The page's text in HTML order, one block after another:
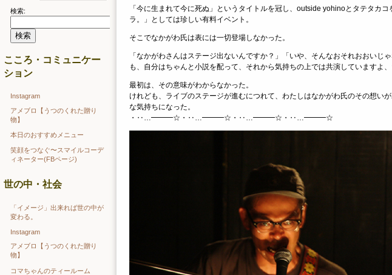
「今に生まれて今に死ぬ」というタイトルを冠し、outside yohinoとタテタカコ
ラ。」としては珍しい有料イベント。
そこでなかがわ氏は表には一切登場しなかった。
「なかがわさんはステージ出ないんですか？」「いや、そんなおそれおおいじ
も、自分はちゃんと小説を配って、それから気持ちの上では共演していますよ、
最初は、その意味がわからなかった。
けれども、ライブのステージが進むにつれて、わたしはなかがわ氏のその想い
な気持ちになった。
・‥…━━━☆・‥…━━━☆・‥…━━━☆・‥…━━━☆
検索:
こころ・コミュニケー
ション
Instagram
アメブロ【うつのくれた贈り
物】
本日のおすすめメニュー
笑顔をつなぐ〜スマイルコーデ
ィネーター(FBページ)
世の中・社会
「イメージ」出来れば世の中が
変わる。
Instagram
アメブロ【うつのくれた贈り
物】
コマちゃんのティールーム